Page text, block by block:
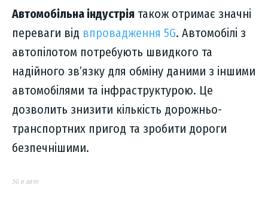
Автомобільна індустрія також отримає значні
переваги від впровадження 5G. Автомобілі з
автопілотом потребують швидкого та
надійного зв’язку для обміну даними з іншими
автомобілями та інфраструктурою. Це
дозволить знизити кількість дорожньо-
транспортних пригод та зробити дороги
безпечнішими.
5G в авто